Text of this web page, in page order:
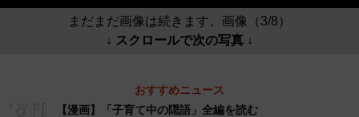
まだまだ画像は続きます。画像（3/8）
↓ スクロールで次の写真 ↓
おすすめニュース
【漫画】「子育て中の隠語」全編を読む